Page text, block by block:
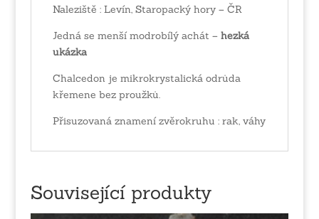
Naleziště : Levín, Staropacký hory – ČR
Jedná se menší modrobílý achát – hezká
ukázka
Chalcedon je mikrokrystalická odrůda
křemene bez proužků.
Přisuzovaná znamení zvěrokruhu : rak, váhy
Související produkty